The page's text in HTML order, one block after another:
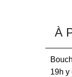
À
19h y